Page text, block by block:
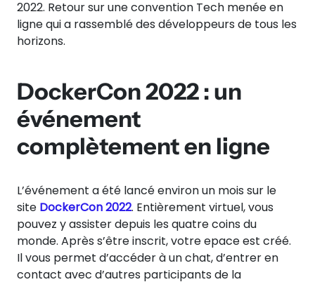
2022. Retour sur une convention Tech menée en
ligne qui a rassemblé des développeurs de tous les
horizons.
DockerCon 2022 : un
événement
complètement en ligne
L’événement a été lancé environ un mois sur le
site DockerCon 2022. Entièrement virtuel, vous
pouvez y assister depuis les quatre coins du
monde. Après s’être inscrit, votre epace est créé.
Il vous permet d’accéder à un chat, d’entrer en
contact avec d’autres participants de la